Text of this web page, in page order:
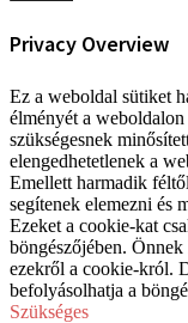
Privacy Overview
Ez a weboldal sütiket
élményét a
szükségesnek
elengedhetetlenek a
Emellett harmadik
segítenek elemezni és
Ezeket a cookie-kat
böngészőjében.
ezekről a cookie-król.
befolyásolhatja a
Szükséges